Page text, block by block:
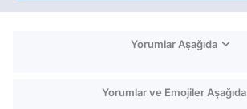
Yorumlar Aşağıda
Yorumlar ve Emojiler Aşağıda